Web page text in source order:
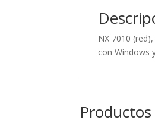
NX 7010
con Windows